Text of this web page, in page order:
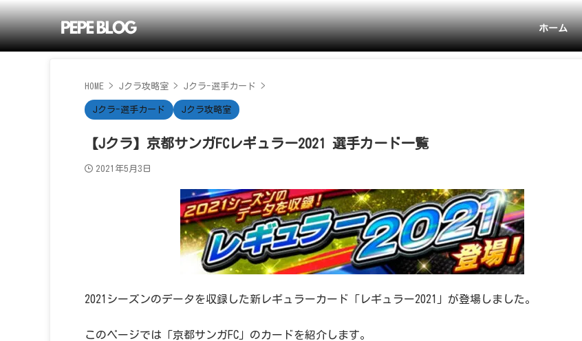
ホーム
HOME > Jクラ攻略室 > Jクラ-選手カード >
Jクラ-選手カード Jクラ攻略室
【Jクラ】京都サンガFCレギュラー2021 選手カード一覧
2021年5月3日
2021シーズンのデータを収録した新レギュラーカード「レギュラー2021」が登場しました。
このページでは「京都サンガFC」のカードを紹介します。